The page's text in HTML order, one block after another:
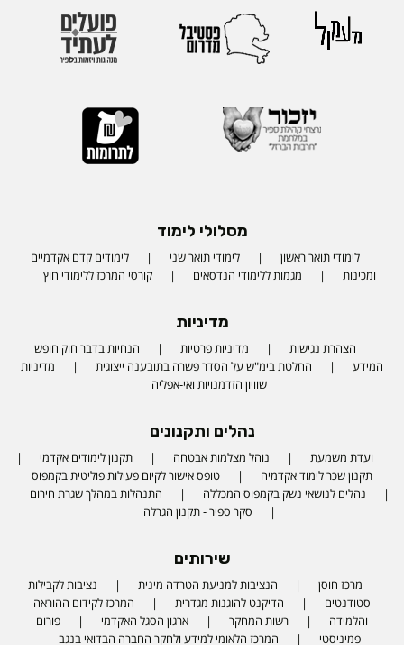
מסלולי לימוד
לימודי תואר ראשון לימודי תואר שני
לימודים קדם אקדמיים
ומכינות
מגמות ללימודי הנדסאים קורסי המרכז ללימודי חוץ
מדיניות
הצהרת נגישות מדיניות פרטיות
הנחיות בדבר חוק חופש
המידע
החלטת בימ"ש על הסדר פשרה בתובענה ייצוגית
מדיניות
שוויון הזדמנויות ואי-אפליה
נהלים ותקנונים
ועדת משמעת נוהל מצלמות אבטחה
תקנון לימודים אקדמי
תקנון שכר לימוד אקדמיה
טופס אישור לקיום פעילות פוליטית בקמפוס
נהלים לנושאי נשק בקמפוס המכללה
התנהלות במהלך שגרת חירום
סקר ספיר - תקנון הגרלה
שירותים
מרכז חוסן הנציבות למניעת הטרדה מינית
נציבות לקבילות
סטודנטים
הדיקנט להוגנות מגדרית
המרכז לקידום ההוראה
והלמידה
רשות המחקר ארגון הסגל האקדמי
פורום
פמיניסטי
המרכז הלאומי למידע ולחקר החברה הבדואי בנגב